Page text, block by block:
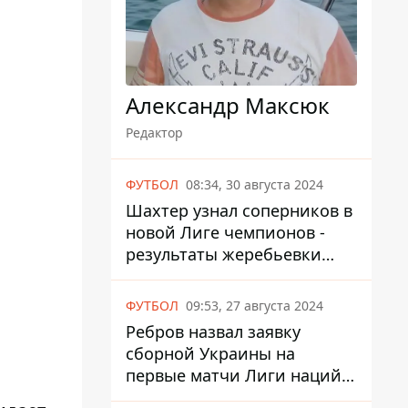
Александр Максюк
Редактор
ФУТБОЛ 08:34, 30 августа 2024
Шахтер узнал соперников в
новой Лиге чемпионов -
результаты жеребьевки
UEFA
ФУТБОЛ 09:53, 27 августа 2024
Ребров назвал заявку
сборной Украины на
первые матчи Лиги наций
против Албании и Чехии